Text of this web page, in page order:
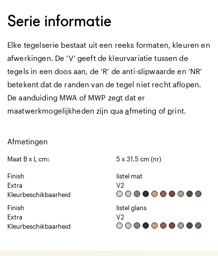
Serie informatie
Elke tegelserie bestaat uit een reeks formaten, kleuren en
afwerkingen. De ‘V’ geeft de kleurvariatie tussen de
tegels in een doos aan, de ‘R’ de anti-slipwaarde en ‘NR’
betekent dat de randen van de tegel niet recht aflopen.
De aanduiding MWA of MWP zegt dat er
maatwerkmogelijkheden zijn quaafmeting of print.
Afmetingen
Maat B x L cm: 5 x 31,5 cm (nr)
Finish
listel mat
Extra
V2
Kleurbeschikbaarheid
Finish
listel glans
Extra
V2
Kleurbeschikbaarheid